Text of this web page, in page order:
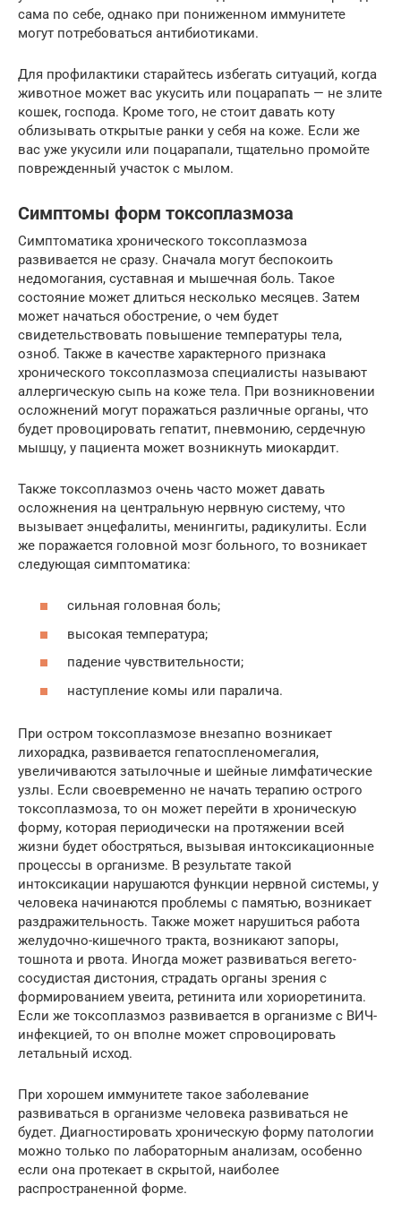
сама по себе, однако при пониженном иммунитете
могут потребоваться антибиотиками.
Для профилактики старайтесь избегать ситуаций, когда
животное может вас укусить или поцарапать — не злите
кошек, господа. Кроме того, не стоит давать коту
облизывать открытые ранки у себя на коже. Если же
вас уже укусили или поцарапали, тщательно промойте
поврежденный участок с мылом.
Симптомы форм токсоплазмоза
Симптоматика хронического токсоплазмоза
развивается не сразу. Сначала могут беспокоить
недомогания, суставная и мышечная боль. Такое
состояние может длиться несколько месяцев. Затем
может начаться обострение, о чем будет
свидетельствовать повышение температуры тела,
озноб. Также в качестве характерного признака
хронического токсоплазмоза специалисты называют
аллергическую сыпь на коже тела. При возникновении
осложнений могут поражаться различные органы, что
будет провоцировать гепатит, пневмонию, сердечную
мышцу, у пациента может возникнуть миокардит.
Также токсоплазмоз очень часто может давать
осложнения на центральную нервную систему, что
вызывает энцефалиты, менингиты, радикулиты. Если
же поражается головной мозг больного, то возникает
следующая симптоматика:
сильная головная боль;
высокая температура;
падение чувствительности;
наступление комы или паралича.
При остром токсоплазмозе внезапно возникает
лихорадка, развивается гепатоспленомегалия,
увеличиваются затылочные и шейные лимфатические
узлы. Если своевременно не начать терапию острого
токсоплазмоза, то он может перейти в хроническую
форму, которая периодически на протяжении всей
жизни будет обостряться, вызывая интоксикационные
процессы в организме. В результате такой
интоксикации нарушаются функции нервной системы, у
человека начинаются проблемы с памятью, возникает
раздражительность. Также может нарушиться работа
желудочно-кишечного тракта, возникают запоры,
тошнота и рвота. Иногда может развиваться вегето-
сосудистая дистония, страдать органы зрения с
формированием увеита, ретинита или хориоретинита.
Если же токсоплазмоз развивается в организме с ВИЧ-
инфекцией, то он вполне может спровоцировать
летальный исход.
При хорошем иммунитете такое заболевание
развиваться в организме человека развиваться не
будет. Диагностировать хроническую форму патологии
можно только по лабораторным анализам, особенно
если она протекает в скрытой, наиболее
распространенной форме.